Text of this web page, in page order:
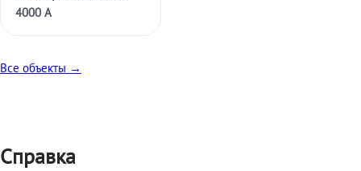
4000 А
Все объекты →
Справка